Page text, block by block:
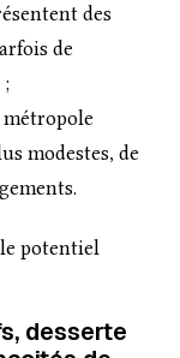
des
de
;
modestes, de
potentiel
desserte